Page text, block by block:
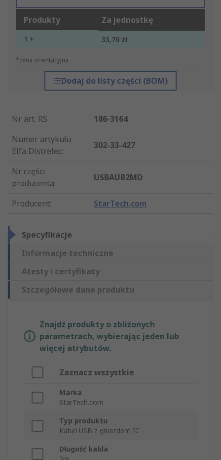
Produkty Za jednostkę
1 + 33,70 zł
*cena orientacyjna
Dodaj do listy części (BOM)
Nr art. RS:
186-3164
Numer artykułu
Elfa Distrelec:
302-33-427
Nr części
producenta:
USBAUB2MD
Producent: StarTech.com
Specyfikacje
Informacje techniczne
Atesty i certyfikaty
Szczegółowe dane produktu
Znajdź produkty o zbliżonych
parametrach, wybierając jeden lub
więcej atrybutów.
Zaznacz wszystkie
Marka
StarTech.com
Typ produktu
Kabel USB z gniazdem IC
Długość kabla